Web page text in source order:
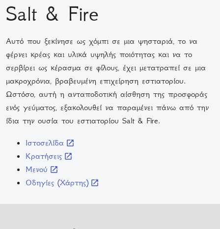
Salt & Fire
Αυτό που ξεκίνησε ως χόμπι σε μια ψησταριά, το να
φέρνει κρέας και υλικά υψηλής ποιότητας και να το
σερβίρει ως κέρασμα σε φίλους, έχει μετατραπεί σε μια
μακροχρόνια, βραβευμένη επιχείρηση εστιατορίου.
Ωστόσο, αυτή η ανταποδοτική αίσθηση της προσφοράς
ενός γεύματος, εξακολουθεί να παραμένει πάνω από την
ίδια την ουσία του εστιατορίου Salt & Fire.
Ιστοσελίδα
Κρατήσεις
Μενού
Οδηγίες (Χάρτης)